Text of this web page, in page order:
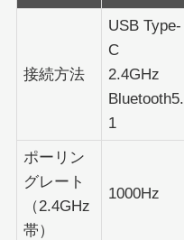
接続方法
USB Type-
C
2.4GHz
Bluetooth5.
1
ポーリン
グレート
（2.4GHz
帯）
1000Hz